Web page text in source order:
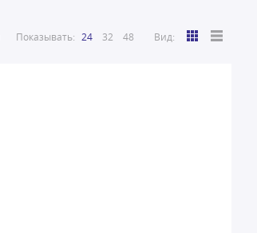
Показывать: 24 32 48 Вид: